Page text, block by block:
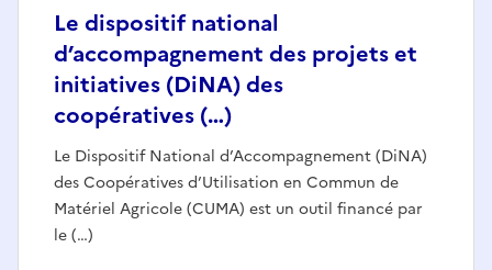
Le dispositif national
d’accompagnement des projets et
initiatives (DiNA) des
coopératives (…)
Le Dispositif National d’Accompagnement (DiNA)
des Coopératives d’Utilisation en Commun de
Matériel Agricole (CUMA) est un outil financé par
le (…)